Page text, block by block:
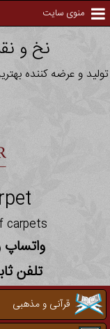
منوی سایت
نخ و
تولید و عرضه کننده
carpets
واتساپ و ایتا
تلفن ثابت
قرآنی و مذهبی